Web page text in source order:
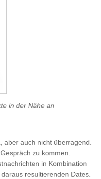
in der Nähe an
aber auch nicht überragend.
zu kommen.
in Kombination
resultierenden Dates.